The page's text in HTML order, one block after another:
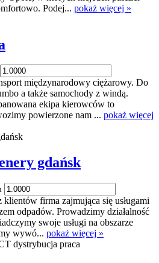
Podej... pokaż więcej »
międzynarodowy ciężarowy. Do
a także samochody z windą.
ekipa kierowców to
powierzone nam ... pokaż więcej
gdańsk
firma zajmująca się usługami
odpadów. Prowadzimy działalność
swoje usługi na obszarze
wywó... pokaż więcej »